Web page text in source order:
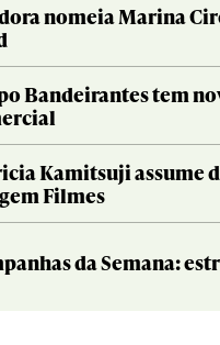
nomeia Marina
Bandeirantes tem
Kamitsuji assume
Filmes
da Semana: